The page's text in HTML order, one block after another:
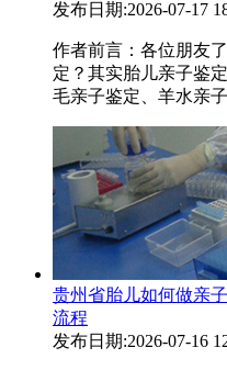
发布日期:2026-07-17
作者前言：各位朋友
定？其实胎儿亲子鉴
毛亲子鉴定、羊水亲
贵州省胎儿如何做亲
流程
发布日期:2026-07-16